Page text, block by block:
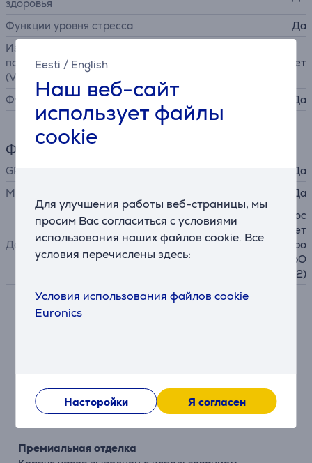
Eesti / English
Наш веб-сайт
использует файлы
cookie
Для улучшения работы веб-страницы, мы
просим Вас согласиться с условиями
использования наших файлов cookie. Все
условия перечислены здесь:
Условия использования файлов cookie
Euronics
Насторойки Я согласен
здоровья
Функции уровня стресса
Да
Измерение максимального
потребления кислорода
(VO2 макс.)
Нет
Функции плавания Да
Функции
GPS
Да
Микрофон
Да
Датчики
датчик освещенности, гирос
коп, Э-компас, акселеромет
р, датчик пульса, датчик уро
вня кислорода в крови (SpO
2)
материалов с высокой яркостью, обеспечивает
отличную видимость даже под прямыми солнечными
лучами.
Премиальная отделка